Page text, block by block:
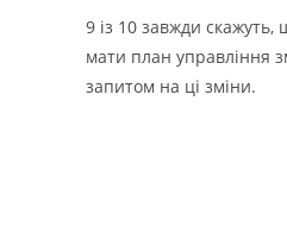
9 із 10 завжди скажуть,
мати план управління
запитом на ці зміни.